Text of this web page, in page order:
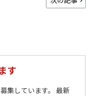
す
集しています。 最新